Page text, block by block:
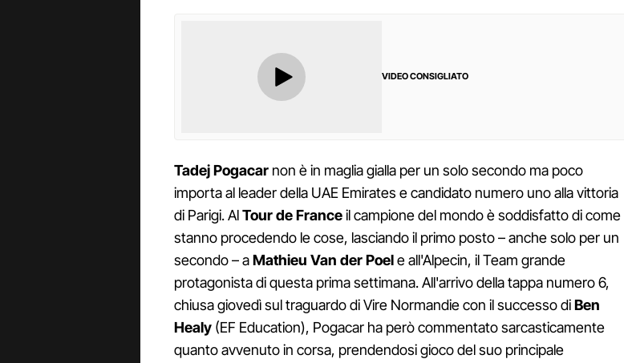
VIDEO CONSIGLIATO
Tadej Pogacar non è in maglia gialla per un solo secondo ma poco
importa al leader della UAE Emirates e candidato numero uno alla vittoria
di Parigi. AlTour de Franceil campione del mondo è soddisfatto di come
stanno procedendo le cose, lasciando il primo posto – anche solo per un
secondo – aMathieu Van der Poele all'Alpecin, il Team grande
protagonista di questa prima settimana. All'arrivo della tappa numero 6,
chiusa giovedì sul traguardo di Vire Normandie con il successo diBen
Healy (EF Education), Pogacar ha però commentato sarcasticamente
quanto avvenuto in corsa, prendendosi gioco del suo principale